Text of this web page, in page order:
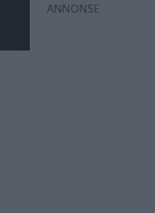
ANNONS